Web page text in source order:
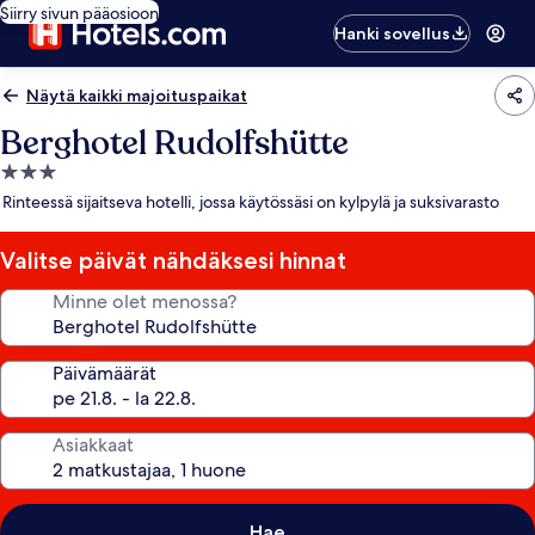
Siirry sivun pääosioon
Hanki sovellus
Näytä kaikki majoituspaikat
Berghotel Rudolfshütte
3.0
tähden
Rinteessä sijaitseva hotelli, jossa käytössäsi on kylpylä ja suksivarasto
Valitse päivät nähdäksesi hinnat
Minne olet menossa?
Päivämäärät
Asiakkaat